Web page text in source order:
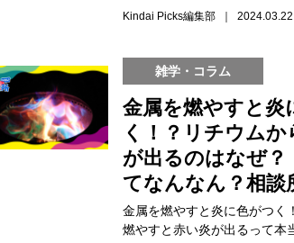
Kindai Picks編集部 ｜ 2024.03.22
雑学・コラム
金属を燃やすと炎
く！？リチウムか
が出るのはなぜ？
てなんなん？相談
金属を燃やすと炎に色がつく
燃やすと赤い炎が出るって本